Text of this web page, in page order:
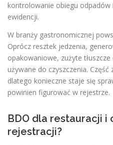
kontrolowanie obiegu odpadów
ewidencji.
W branży gastronomicznej
Oprócz resztek jedzenia,
opakowaniowe, zużyte
używane do czyszczenia.
dlatego konieczne staje się
powinien figurować w rejestrze.
BDO dla restauracji i
rejestracji?